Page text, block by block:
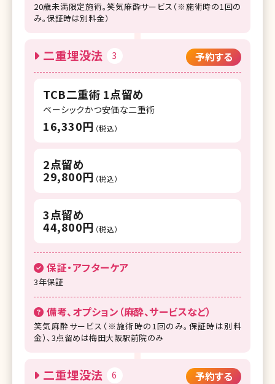
20歳未満限定施術。笑気麻酔サービス（※施術時の1回の
み。保証時は別料金）
二重埋没法 3 予約する
TCB二重術 1点留め
ベーシックかつ安価な二重術
16,330円 （税込）
2点留め
29,800円 （税込）
3点留め
44,800円 （税込）
保証・アフターケア
3年保証
備考、オプション（麻酔、サービスなど）
笑気麻酔サービス（※施術時の1回のみ。保証時は別料
金）、3点留めは梅田大阪駅前院のみ
二重埋没法 6 予約する